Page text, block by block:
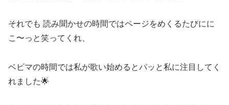
それでも 読み聞かせの時間ではページをめくるたびにに
こ〜っと笑ってくれ、
ベビマの時間では私が歌い始めるとパッと私に注目してく
れました🌟